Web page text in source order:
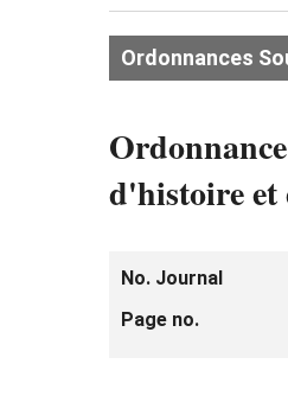
Ordonnances
d'histoire et
No. Journal
Page no.